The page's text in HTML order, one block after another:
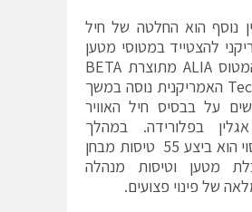
נוסף הוא החלטה של חיל
להצטייד במטוסי מטען
חשמליים. המטוס ALIA מתוצרת BETA
Technologies האמריקנית נוסה במשך
על בבסיס חיל האוויר
בפלורידה. במהלך
תקופת הניסוי הוא ביצע 55 טיסות מבחן
מטען וטיסות מנהלה
של פינוי פצועים.